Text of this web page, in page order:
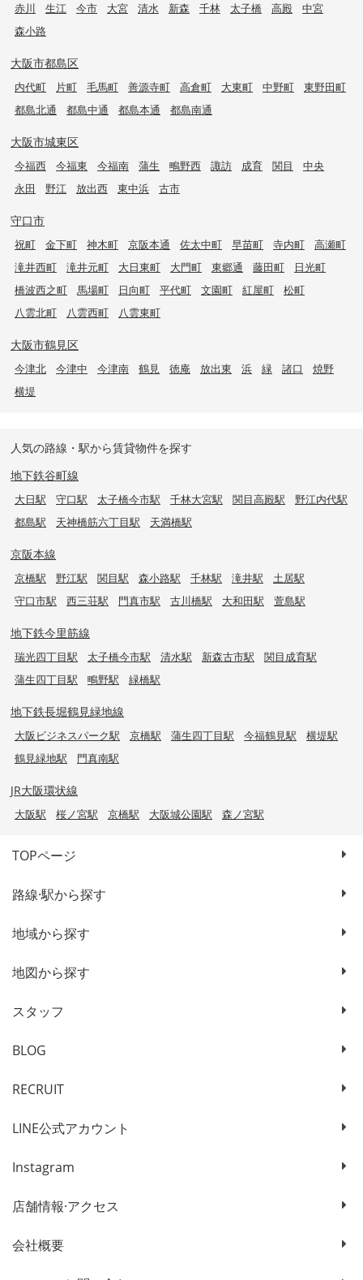
赤川 生江 今市 大宮 清水 新森 千林 太子橋 高殿
中宮
森小路
大阪市都島区
内代町 片町 毛馬町 善源寺町 高倉町 大東町 中野町
東野田町
都島北通
都島中通 都島本通 都島南通
大阪市城東区
今福西 今福東 今福南 蒲生 鴫野西 諏訪 成育 関目
中央
永田
野江 放出西 東中浜 古市
守口市
祝町 金下町 神木町 京阪本通 佐太中町 早苗町 寺内町
高瀬町
滝井西町
滝井元町 大日東町 大門町 東郷通 藤田町
日光町
橋波西之町
馬場町 日向町 平代町 文園町 紅屋町
松町
八雲北町
八雲西町 八雲東町
大阪市鶴見区
今津北 今津中 今津南 鶴見 徳庵 放出東 浜 緑 諸口
焼野
横堤
人気の路線・駅から賃貸物件を探す
地下鉄谷町線
大日駅 守口駅 太子橋今市駅 千林大宮駅 関目高殿駅
野江内代駅
都島駅
天神橋筋六丁目駅 天満橋駅
京阪本線
京橋駅 野江駅 関目駅 森小路駅 千林駅 滝井駅
土居駅
守口市駅
西三荘駅 門真市駅 古川橋駅 大和田駅 萱島駅
地下鉄今里筋線
瑞光四丁目駅 太子橋今市駅 清水駅 新森古市駅
関目成育駅
蒲生四丁目駅
鴫野駅 緑橋駅
地下鉄長堀鶴見緑地線
大阪ビジネスパーク駅 京橋駅 蒲生四丁目駅 今福鶴見駅
横堤駅
鶴見緑地駅
門真南駅
JR大阪環状線
大阪駅 桜ノ宮駅 京橋駅 大阪城公園駅 森ノ宮駅
TOPページ
路線·駅から探す
地域から探す
地図から探す
スタッフ
BLOG
RECRUIT
LINE公式アカウント
Instagram
店舗情報·アクセス
会社概要